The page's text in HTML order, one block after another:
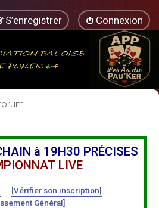
Connexion
S’enregistrer
à 19H30 PRÉCISES
LIVE
[Vérifier son inscription]
Général]